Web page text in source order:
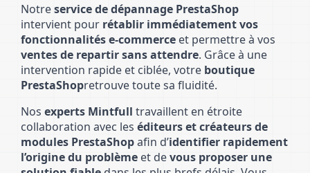
Notreservice de dépannage PrestaShop
intervient pour rétablir immédiatement vos
fonctionnalités e-commerce et permettre à vos
ventes de repartir sans attendre. Grâce à une
intervention rapide et ciblée, votre boutique
PrestaShopretrouve toute sa fluidité.
Nos experts Mintfull travaillent en étroite
collaboration avec les éditeurs et créateurs de
modules PrestaShopafin d’identifier rapidement
l’origine du problème et devous proposer une